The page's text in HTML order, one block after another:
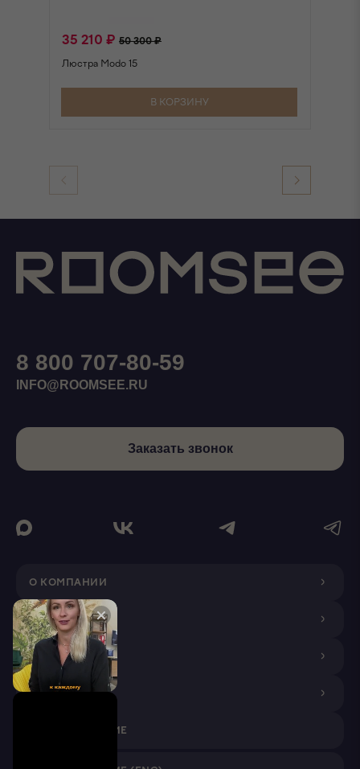
35 210 ₽ 50 300 ₽
Люстра Modo 15
В КОРЗИНУ
О КОМПАНИИ
ДИЗАЙНЕРАМ
ПОКУПАТЕЛЯМ
ПАРТНЕРАМ
VR ПРИЛОЖЕНИЕ
8 800 707-80-59
INFO@ROOMSEE.RU
Заказать звонок